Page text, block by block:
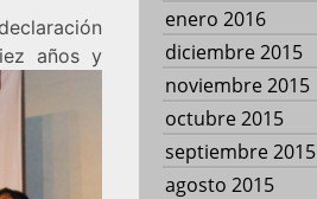
años y
enero 2016
diciembre 2015
noviembre 2015
octubre 2015
septiembre 2015
agosto 2015